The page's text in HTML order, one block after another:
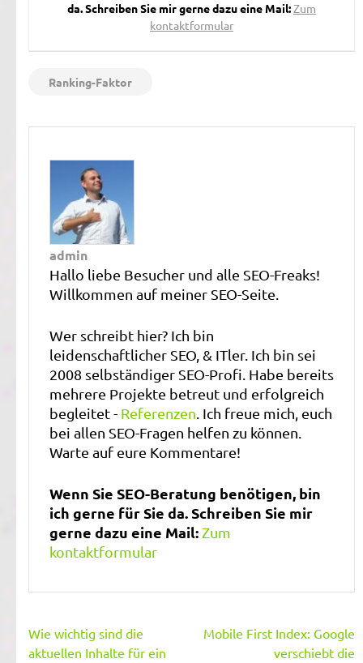
da. Schreiben Sie mir gerne dazu eine Mail:Zum
kontaktformular
Ranking-Faktor
admin
Hallo liebe Besucher und alle SEO-Freaks!
Willkommen auf meiner SEO-Seite.
Wer schreibt hier? Ich bin
leidenschaftlicher SEO, & ITler. Ich bin sei
2008 selbständiger SEO-Profi. Habe bereits
mehrere Projekte betreut und erfolgreich
begleitet - Referenzen . Ich freue mich, euch
bei allen SEO-Fragen helfen zu können.
Warte auf eure Kommentare!
Wenn Sie SEO-Beratung benötigen, bin
ich gerne für Sie da. Schreiben Sie mir
gerne dazu eine Mail: Zum
kontaktformular
Beitragsnavigation
Wie wichtig sind die
aktuellen Inhalte für ein
Mobile First Index: Google
verschiebt die